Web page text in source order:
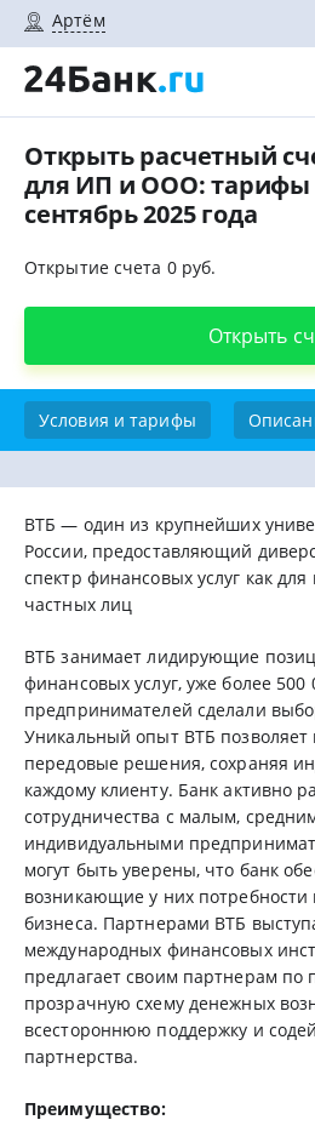
Артём
Открыть расчетный
для ИП и ООО: тарифы
сентябрь 2025 года
Открытие счета 0 руб.
Открыть
Условия и тарифы
ВТБ — один из крупнейших
России, предоставляющий
спектр финансовых услуг как
частных лиц
ВТБ занимает лидирующие
финансовых услуг, уже более
предпринимателей сделали
Уникальный опыт ВТБ позволяет
передовые решения, сохраняя
каждому клиенту. Банк активно
сотрудничества с малым,
индивидуальными
могут быть уверены, что банк
возникающие у них потребности
бизнеса. Партнерами ВТБ
международных финансовых
предлагает своим партнерам
прозрачную схему денежных
всестороннюю поддержку и
партнерства.
Преимущество: